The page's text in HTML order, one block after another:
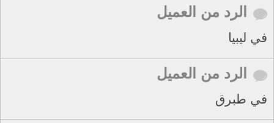
الرد من العميل
في ليبيا
الرد من العميل
في طبرق